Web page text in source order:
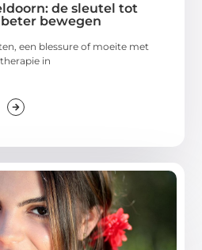
de sleutel tot
bewegen
een blessure of moeite met
in